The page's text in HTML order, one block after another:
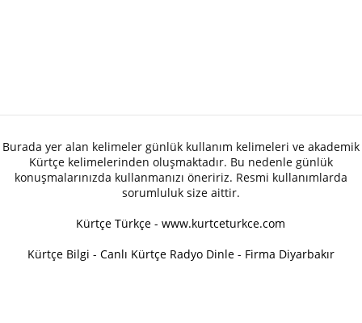
Burada yer alan kelimeler günlük kullanım kelimeleri ve akademik
Kürtçe kelimelerinden oluşmaktadır. Bu nedenle günlük
konuşmalarınızda kullanmanızı öneririz. Resmi kullanımlarda
sorumluluk size aittir.
Kürtçe Türkçe - www.kurtceturkce.com
Kürtçe Bilgi - Canlı Kürtçe Radyo Dinle - Firma Diyarbakır